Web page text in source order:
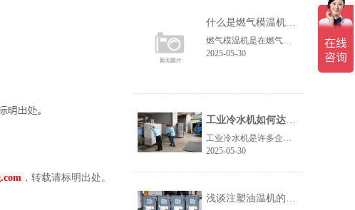
，转载请标明出处。
什么是燃气模温机，燃气模温机有什么特点
燃气模温机是在燃气导热油锅炉上发展而来，其准确的名称应该是节能型移动撬装式燃气导热油锅炉，称之为模温机是一种通俗的名称，也导致了很多客户的误解。我们可以从“节能型移动撬装式燃气导热油锅炉”这个正式名称来了解我们常说的燃气模温机。首先，燃气模温机的“节能”是相对于传统燃气导热油锅炉而言，燃气模温机在燃气导热油锅炉的基础上...
2025-05-30
工业冷水机如何达到高效率工作？
​工业冷水机是许多企业生产活动中不可或缺的工具，而如何提高其工作效率则是各企业所需探讨的问题。本文将从以下几个方面阐述如何使工业冷水机达到高效率工作：选购适合的工业冷水机、正确的安装方式以及日常维护保养等方面。
2025-05-30